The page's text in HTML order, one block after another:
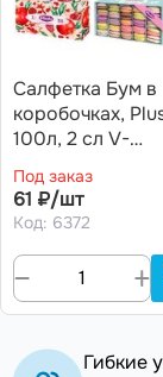
Салфетка Бум в
коробочках,
100л, 2 сл V-
(Марокко, Гранат,
Цветная клетка,
Макарон)
Под заказ
61 ₽/шт
Код: 6372
Гибкие